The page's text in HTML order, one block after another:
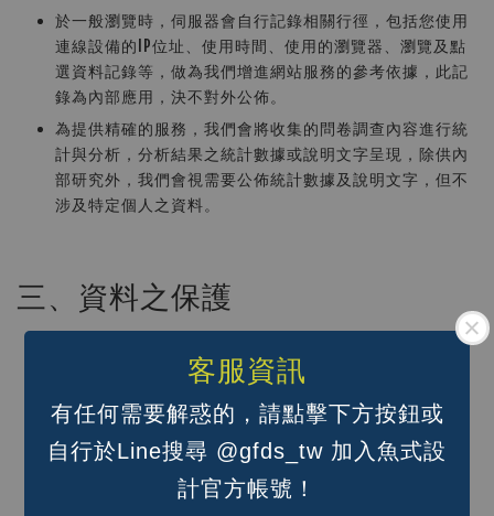
客服資訊
有任何需要解惑的，請點擊下方按鈕或
自行於Line搜尋 @gfds_tw 加入魚式設
計官方帳號！
於一般瀏覽時，伺服器會自行記錄相關行徑，包括您使用
連線設備的IP位址、使用時間、使用的瀏覽器、瀏覽及點
選資料記錄等，做為我們增進網站服務的參考依據，此記
錄為內部應用，決不對外公佈。
為提供精確的服務，我們會將收集的問卷調查內容進行統
計與分析，分析結果之統計數據或說明文字呈現，除供內
部研究外，我們會視需要公佈統計數據及說明文字，但不
涉及特定個人之資料。
三、資料之保護
本網站主機均設有防火牆、防毒系統等相關的各項資訊安
全設備及必要的安全防護措施，加以保護網站及您的個人
您的個人資料，相關處理人員皆簽有保密合約，如有違反
保密義務者，將會受到相關的法律處分。
如因業務需要有必要委託其他單位提供服務時，本網站亦
會嚴格要求其遵守保密義務，並且採取必要檢查程序以確